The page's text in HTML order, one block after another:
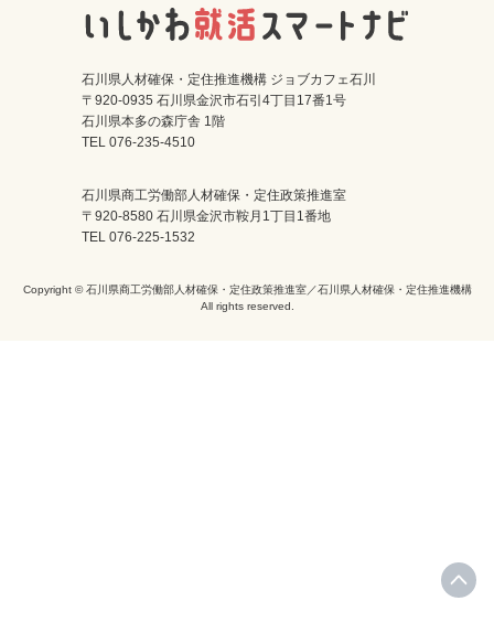
ログイン 会員登録
石川県人材確保・定住推進機構 ジョブカフェ石川
〒920-0935 石川県金沢市石引4丁目17番1号
石川県本多の森庁舎 1階
TEL 076-235-4510
石川県商工労働部人材確保・定住政策推進室
〒920-8580 石川県金沢市鞍月1丁目1番地
TEL 076-225-1532
Copyright © 石川県商工労働部人材確保・定住政策推進室／石川県人材確保・定住推進機構
All rights reserved.